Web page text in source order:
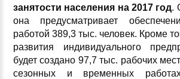
занятости населения на 2017 год.
она предусматривает
работой 389,3 тыс. человек. Кроме
развития индивидуального
будет создано 97,7 тыс. рабочих
сезонных и временных